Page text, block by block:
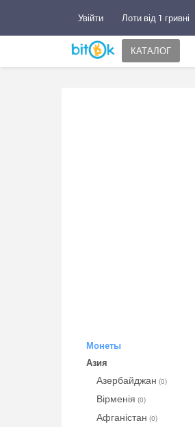
Увійти Лоти від 1 гривні
КАТАЛОГ
Монеты
Азия
Азербайджан (0)
Вірменія (0)
Афганістан (0)